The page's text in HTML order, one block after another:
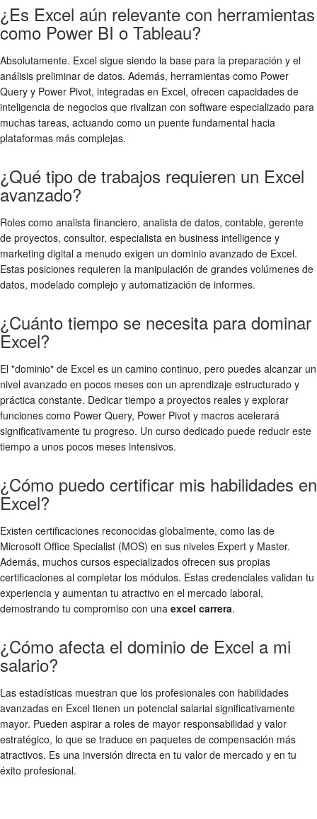
¿Es Excel aún relevante con herramientas
como Power BI o Tableau?
Absolutamente. Excel sigue siendo la base para la preparación y el
análisis preliminar de datos. Además, herramientas como Power
Query y Power Pivot, integradas en Excel, ofrecen capacidades de
inteligencia de negocios que rivalizan con software especializado para
muchas tareas, actuando como un puente fundamental hacia
plataformas más complejas.
¿Qué tipo de trabajos requieren un Excel
avanzado?
Roles como analista financiero, analista de datos, contable, gerente
de proyectos, consultor, especialista en business intelligence y
marketing digital a menudo exigen un dominio avanzado de Excel.
Estas posiciones requieren la manipulación de grandes volúmenes de
datos, modelado complejo y automatización de informes.
¿Cuánto tiempo se necesita para dominar
Excel?
El "dominio" de Excel es un camino continuo, pero puedes alcanzar un
nivel avanzado en pocos meses con un aprendizaje estructurado y
práctica constante. Dedicar tiempo a proyectos reales y explorar
funciones como Power Query, Power Pivot y macros acelerará
significativamente tu progreso. Un curso dedicado puede reducir este
tiempo a unos pocos meses intensivos.
¿Cómo puedo certificar mis habilidades en
Excel?
Existen certificaciones reconocidas globalmente, como las de
Microsoft Office Specialist (MOS) en sus niveles Expert y Master.
Además, muchos cursos especializados ofrecen sus propias
certificaciones al completar los módulos. Estas credenciales validan tu
experiencia y aumentan tu atractivo en el mercado laboral,
demostrando tu compromiso con una excel carrera.
¿Cómo afecta el dominio de Excel a mi
salario?
Las estadísticas muestran que los profesionales con habilidades
avanzadas en Excel tienen un potencial salarial significativamente
mayor. Pueden aspirar a roles de mayor responsabilidad y valor
estratégico, lo que se traduce en paquetes de compensación más
atractivos. Es una inversión directa en tu valor de mercado y en tu
éxito profesional.